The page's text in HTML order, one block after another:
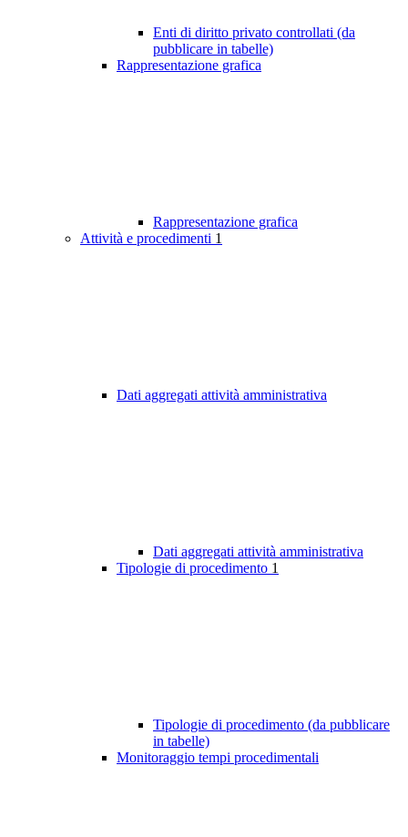
Enti di diritto privato controllati (da
pubblicare in tabelle)
Rappresentazione grafica
Rappresentazione grafica
Attività e procedimenti 1
Dati aggregati attività amministrativa
Dati aggregati attività amministrativa
Tipologie di procedimento 1
Tipologie di procedimento (da pubblicare
in tabelle)
Monitoraggio tempi procedimentali